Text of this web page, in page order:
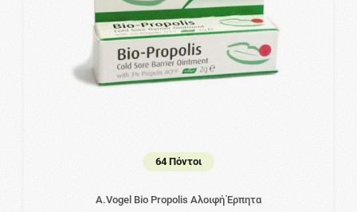
64 Πόντοι
A.Vogel Bio Propolis Αλοιφή Έρπητα